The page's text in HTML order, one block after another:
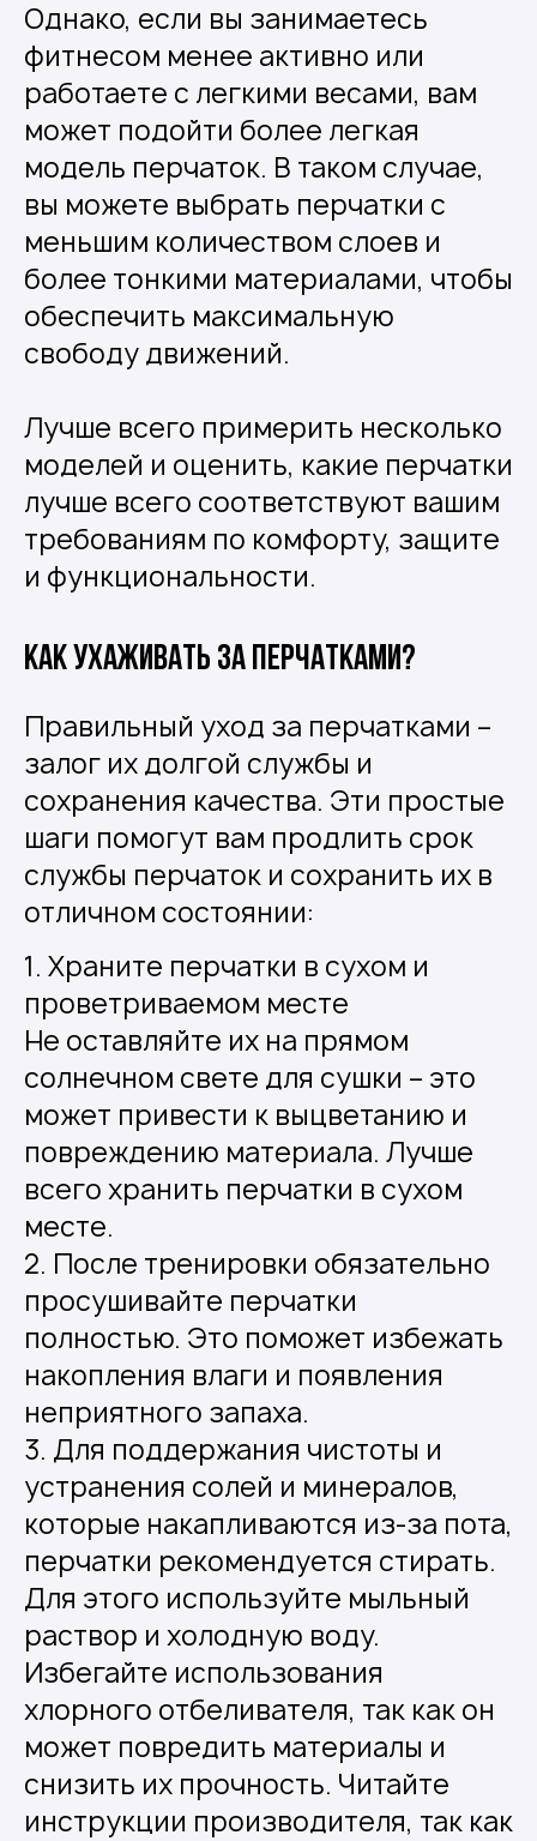
Однако, если вы занимаетесь
фитнесом менее активно или
работаете с легкими весами, вам
может подойти более легкая
модель перчаток. В таком случае,
вы можете выбрать перчатки с
меньшим количеством слоев и
более тонкими материалами, чтобы
обеспечить максимальную
свободу движений.
Лучше всего примерить несколько
моделей и оценить, какие перчатки
лучше всего соответствуют вашим
требованиям по комфорту, защите
и функциональности.
Как ухаживать за перчатками?
Правильный уход за перчатками –
залог их долгой службы и
сохранения качества. Эти простые
шаги помогут вам продлить срок
службы перчаток и сохранить их в
отличном состоянии:
1. Храните перчатки в сухом и
проветриваемом месте
Не оставляйте их на прямом
солнечном свете для сушки – это
может привести к выцветанию и
повреждению материала. Лучше
всего хранить перчатки в сухом
месте.
2. После тренировки обязательно
просушивайте перчатки
полностью. Это поможет избежать
накопления влаги и появления
неприятного запаха.
3. Для поддержания чистоты и
устранения солей и минералов,
которые накапливаются из-за пота,
перчатки рекомендуется стирать.
Для этого используйте мыльный
раствор и холодную воду.
Избегайте использования
хлорного отбеливателя, так как он
может повредить материалы и
снизить их прочность. Читайте
инструкции производителя, так как